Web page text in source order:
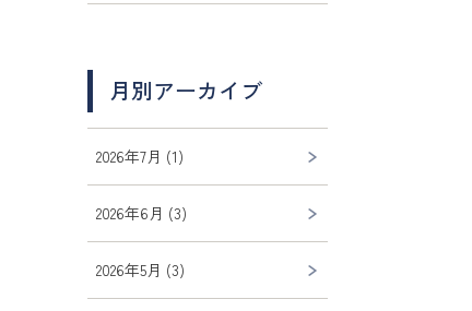
月別アーカイブ
2026年7月 (1)
2026年6月 (3)
2026年5月 (3)